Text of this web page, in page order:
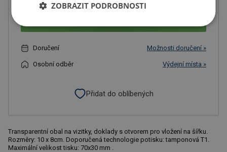
Doručení Možnosti doručení »
Osobní odběr Výdejní místa »
Přidat do oblíbených
Transparentní obal na vizitky, doklady s otvorem pro vložení na šířku.
Rozměry: 10 x 8cm. Doporučená technologie potisku: tamponová T1.
Maximální velikost tisku: 70x30 mm .
ZOBRAZIT PODROBNOSTI